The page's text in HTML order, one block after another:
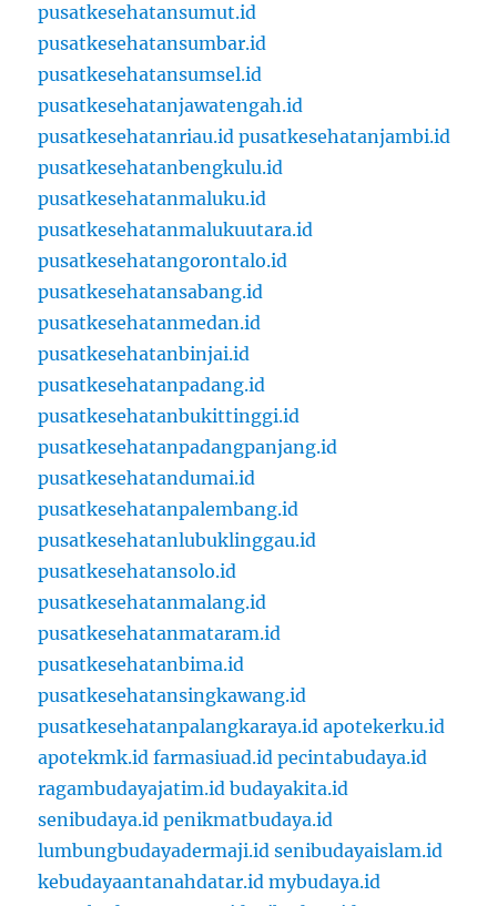
pusatkesehatansumut.id
pusatkesehatansumbar.id
pusatkesehatansumsel.id
pusatkesehatanjawatengah.id
pusatkesehatanriau.id pusatkesehatanjambi.id
pusatkesehatanbengkulu.id
pusatkesehatanmaluku.id
pusatkesehatanmalukuutara.id
pusatkesehatangorontalo.id
pusatkesehatansabang.id
pusatkesehatanmedan.id
pusatkesehatanbinjai.id
pusatkesehatanpadang.id
pusatkesehatanbukittinggi.id
pusatkesehatanpadangpanjang.id
pusatkesehatandumai.id
pusatkesehatanpalembang.id
pusatkesehatanlubuklinggau.id
pusatkesehatansolo.id
pusatkesehatanmalang.id
pusatkesehatanmataram.id
pusatkesehatanbima.id
pusatkesehatansingkawang.id
pusatkesehatanpalangkaraya.id apotekerku.id
apotekmk.id farmasiuad.id pecintabudaya.id
ragambudayajatim.id budayakita.id
senibudaya.id penikmatbudaya.id
lumbungbudayadermaji.id senibudayaislam.id
kebudayaantanahdatar.id mybudaya.id